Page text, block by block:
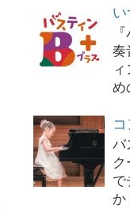
奏
め
バ
か